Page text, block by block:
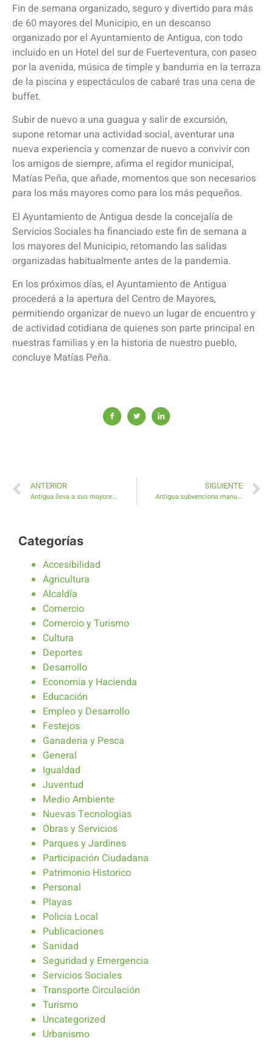
Fin de semana organizado, seguro y divertido para más
de 60 mayores del Municipio, en un descanso
organizado por el Ayuntamiento de Antigua, con todo
incluido en un Hotel del sur de Fuerteventura, con paseo
por la avenida, música de timple y bandurria en la terraza
de la piscina y espectáculos de cabaré tras una cena de
buffet.
Subir de nuevo a una guagua y salir de excursión,
supone retomar una actividad social, aventurar una
nueva experiencia y comenzar de nuevo a convivir con
los amigos de siempre, afirma el regidor municipal,
Matías Peña, que añade, momentos que son necesarios
para los más mayores como para los más pequeños.
El Ayuntamiento de Antigua desde la concejalía de
Servicios Sociales ha financiado este fin de semana a
los mayores del Municipio, retomando las salidas
organizadas habitualmente antes de la pandemia.
En los próximos días, el Ayuntamiento de Antigua
procederá a la apertura del Centro de Mayores,
permitiendo organizar de nuevo un lugar de encuentro y
de actividad cotidiana de quienes son parte principal en
nuestras familias y en la historia de nuestro pueblo,
concluye Matías Peña.
ANTERIOR
Antigua lleva a sus mayores de fin de semana a un Hotel Todo Incluido
SIGUIENTE
Antigua subvenciona manutención, tratamiento y retirada de animales muertos en explotaciones ganaderas
Categorías
Accesibilidad
Agricultura
Alcaldía
Comercio
Comercio y Turismo
Cultura
Deportes
Desarrollo
Economia y Hacienda
Educación
Empleo y Desarrollo
Festejos
Ganaderia y Pesca
General
Igualdad
Juventud
Medio Ambiente
Nuevas Tecnologias
Obras y Servicios
Parques y Jardines
Participación Ciudadana
Patrimonio Historico
Personal
Playas
Policia Local
Publicaciones
Sanidad
Seguridad y Emergencia
Servicios Sociales
Transporte Circulación
Turismo
Uncategorized
Urbanismo